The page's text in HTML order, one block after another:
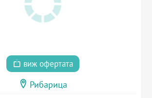
виж офертата
Рибарица